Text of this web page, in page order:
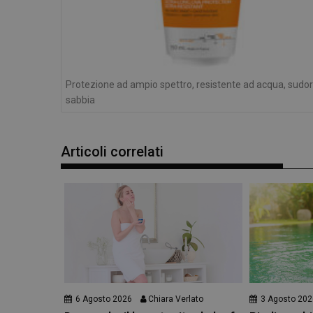
Protezione ad ampio spettro, resistente ad acqua,
sabbia
Articoli correlati
6 Agosto 2026 Chiara Verlato 3 Agosto